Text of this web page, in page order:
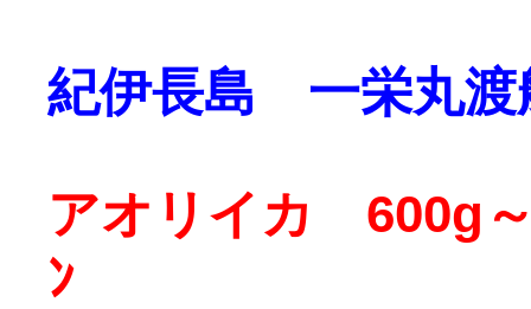
紀伊長島 一栄丸渡
アオリイカ 600g
ﾝ